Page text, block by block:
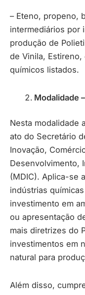
– Eteno, propeno,
intermediários por
produção de
de Vinila,
químicos listados.
Modalidade
Nesta modalidade
ato do Secretário
Inovação,
Desenvolvimento,
(MDIC). Aplica-se
indústrias
investimento em
ou apresentação
mais diretrizes do
investimentos em
natural para
Além disso,